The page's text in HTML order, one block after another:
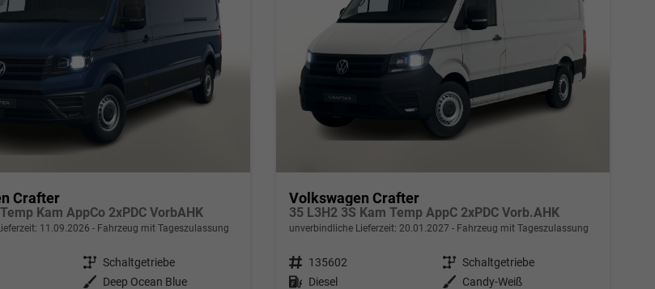
Crafter
Kam AppCo 2xPDC VorbAHK
11.09.2026 Fahrzeug mit Tageszulassung
Getriebe Schaltgetriebe
Außenfarbe Deep Ocean Blue
Volkswagen Crafter
35 L3H2 3S Kam Temp AppC 2xPDC Vorb.AHK
unverbindliche Lieferzeit: 20.01.2027 Fahrzeug mit Tageszulassung
Fahrzeugnr. 135602 Getriebe Schaltgetriebe
Kraftstoff Diesel Außenfarbe Candy-Weiß